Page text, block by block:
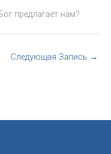
предлагает нам?
Следующая Запись →